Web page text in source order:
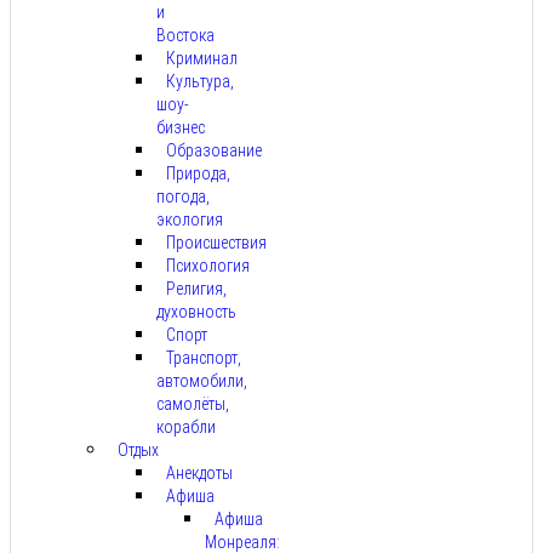
и
Востока
Криминал
Культура,
шоу-
бизнес
Образование
Природа,
погода,
экология
Происшествия
Психология
Религия,
духовность
Спорт
Транспорт,
автомобили,
самолёты,
корабли
Отдых
Анекдоты
Афиша
Афиша
Монреаля: